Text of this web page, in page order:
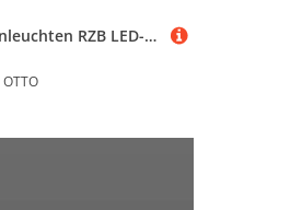
RZB Deckenleuchten RZB LED-Downlight 901858.0031
OTTO